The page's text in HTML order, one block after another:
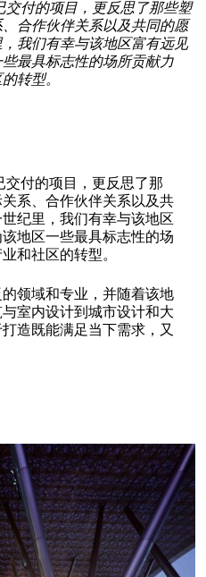
交付的项目，更反思了那些塑
合作伙伴关系以及共同的愿
我们有幸与该地区富有远见
最具标志性的场所贡献力
转型。
交付的项目，更反思了那
系、合作伙伴关系以及共
纪里，我们有幸与该地区
地区一些最具标志性的场
和社区的转型。
领域和专业，并随着该地
室内设计到城市设计和大
造既能满足当下需求，又